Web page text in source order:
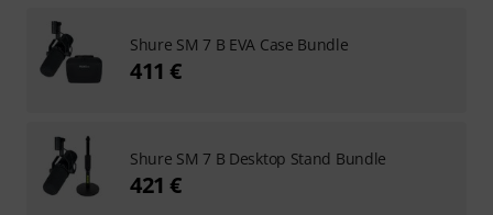
Shure SM 7 B EVA Case Bundle
411 €
Shure SM 7 B Desktop Stand Bundle
421 €